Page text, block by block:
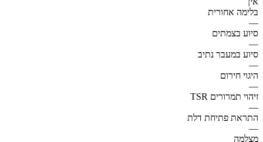
בלימה אחורית
—
סיוע בצמתים
—
סיוע במעבר נתיב
—
היגוי חירום
—
זיהוי תמרורים TSR
—
התראת פתיחת דלת
—
מצלמה